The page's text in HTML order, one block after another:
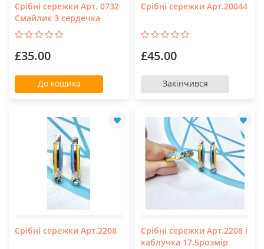
Срібні сережки Арт. 0732
Смайлик 3 сердечка
£35.00
До кошика
Срібні сережки Арт.20044
£45.00
Закінчився
Срібні сережки Арт.2208
Срібні сережки Арт.2208 і
каблучка 17.5розмір